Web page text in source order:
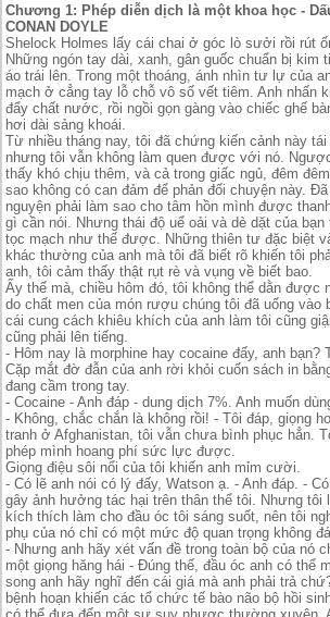
Chương 1: Phép diễn dịch là một khoa học -
CONAN DOYLE
Shelock Holmes lấy cái chai ở góc lò sưởi rồi rút
Những ngón tay dài, xanh, gân guốc chuẩn bị kim
áo trái lên. Trong một thoáng, ánh nhìn tư lự của
mạch ở cẳng tay lỗ chỗ vô số vết tiêm. Anh nhấn
đẩy chất nước, rồi ngồi gọn gàng vào chiếc ghế
hơi dài sảng khoái.
Từ nhiều tháng nay, tôi đã chứng kiến cảnh này tái
nhưng tôi vẫn không làm quen được với nó.
thấy khó chịu thêm, và cả trong giấc ngủ, đêm
sao không có can đảm để phản đối chuyện này.
nguyện phải làm sao cho tâm hồn mình được
gì cần nói. Nhưng thái độ uể oải và dè dặt của bạn
tọc mạch như thế được. Những thiên tư đặc biệt
khác thường của anh mà tôi đã biết rõ khiến tôi
anh, tôi cảm thấy thật rụt rè và vụng về biết bao.
Ấy thế mà, chiều hôm đó, tôi không thể dằn được
do chất men của món rượu chúng tôi đã uống vào
cái cung cách khiêu khích của anh làm tôi cũng
cũng phải lên tiếng.
- Hôm nay là morphine hay cocaine đấy, anh bạn?
Cặp mắt đờ đẫn của anh rời khỏi cuốn sách in
đang cầm trong tay.
- Cocaine - Anh đáp - dung dịch 7%. Anh muốn
- Không, chắc chắn là không rồi! - Tôi đáp, giọng
tranh ở Afghanistan, tôi vẫn chưa bình phục hẳn.
phép mình hoang phí sức lực được.
Giọng điệu sôi nổi của tôi khiến anh mỉm cười.
- Có lẽ anh nói có lý đấy, Watson ạ. - Anh đáp. -
gây ảnh hưởng tác hại trên thân thể tôi. Nhưng tôi
kích thích làm cho đầu óc tôi sáng suốt, nên tôi
phụ của nó chỉ có một mức độ quan trọng không
- Nhưng anh hãy xét vấn đề trong toàn bộ của nó
một giọng hăng hái - Đúng thế, đầu óc anh có thể
song anh hãy nghĩ đến cái giá mà anh phải trả
bệnh hoạn khiến các tổ chức tế bào não bộ hồi
có thể đưa đến một sự suy nhược thường xuyên.